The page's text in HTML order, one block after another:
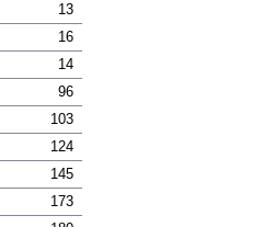
13
16
14
96
103
124
145
173